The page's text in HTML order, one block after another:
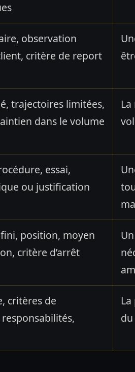
observation
critère de report
trajectoires limitées,
dans le volume
essai,
ou justification
position, moyen
critère d’arrêt
critères de